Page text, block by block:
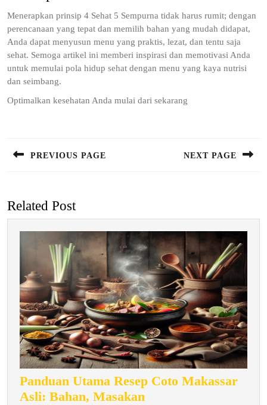
Menerapkan prinsip 4 Sehat 5 Sempurna tidak harus rumit; dengan
perencanaan yang tepat dan memilih bahan yang mudah didapat,
Anda dapat menyusun menu yang praktis, lezat, dan tentu saja
sehat. Semoga artikel ini memberi inspirasi dan memotivasi Anda
untuk memulai pola hidup sehat dengan menu yang kaya nutrisi
dan seimbang.
Optimalkan kesehatan Anda mulai dari sekarang
PREVIOUS PAGE NEXT PAGE
Related Post
Panduan Utama Resep Coto Makassar
Asli: Bahan, Masakan